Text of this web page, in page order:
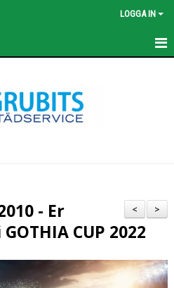
LOGGA IN
>
<
- Er
CUP 2022